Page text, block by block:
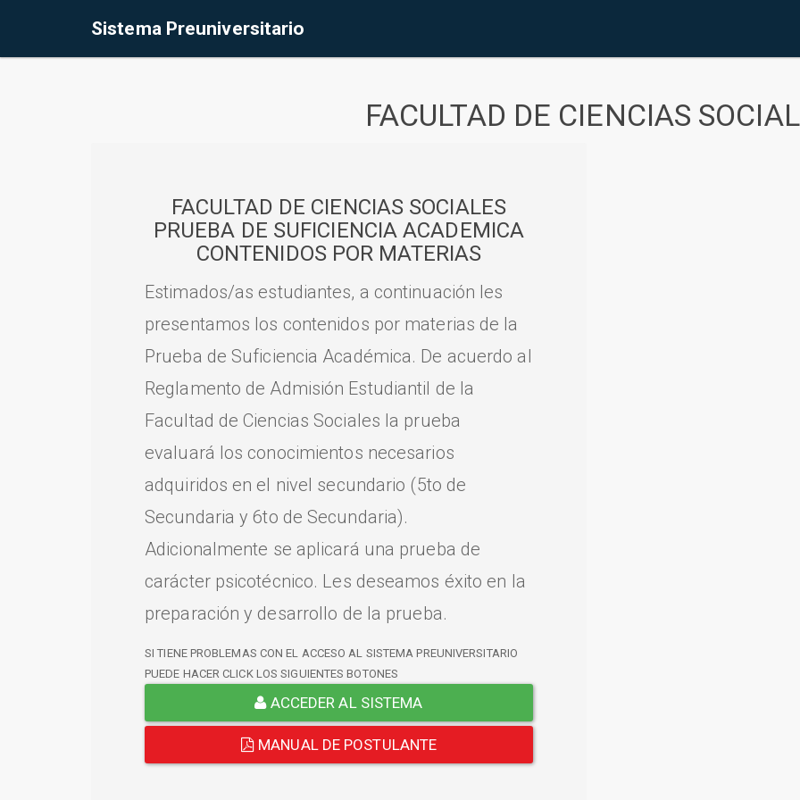
Sistema Preuniversitario
FACULTAD DE CIENCIAS
FACULTAD DE CIENCIAS SOCIALES
PRUEBA DE SUFICIENCIA ACADEMICA
CONTENIDOS POR MATERIAS
Estimados/as estudiantes, a continuación les
presentamos los contenidos por materias de la
Prueba de Suficiencia Académica. De acuerdo al
Reglamento de Admisión Estudiantil de la
Facultad de Ciencias Sociales la prueba
evaluará los conocimientos necesarios
adquiridos en el nivel secundario (5to de
Secundaria y 6to de Secundaria).
Adicionalmente se aplicará una prueba de
carácter psicotécnico. Les deseamos éxito en la
preparación y desarrollo de la prueba.
SI TIENE PROBLEMAS CON EL ACCESO AL SISTEMA PREUNIVERSITARIO
PUEDE HACER CLICK LOS SIGUIENTES BOTONES
ACCEDER AL SISTEMA
MANUAL DE POSTULANTE